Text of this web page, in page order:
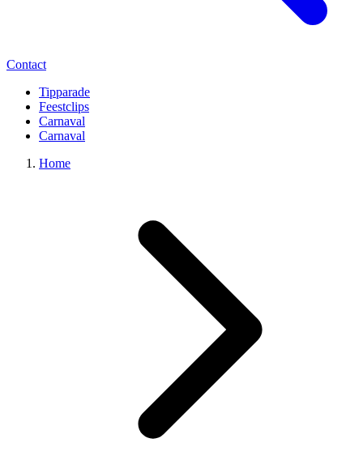
Contact
Tipparade
Feestclips
Carnaval
Carnaval
Home